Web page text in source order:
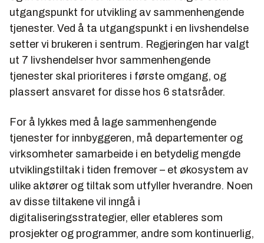
utgangspunkt for utvikling av sammenhengende
tjenester. Ved å ta utgangspunkt i en livshendelse
setter vi brukeren i sentrum. Regjeringen har valgt
ut 7 livshendelser hvor sammenhengende
tjenester skal prioriteres i første omgang, og
plassert ansvaret for disse hos 6 statsråder.
For å lykkes med å lage sammenhengende
tjenester for innbyggeren, må departementer og
virksomheter samarbeide i en betydelig mengde
utviklingstiltak i tiden fremover – et økosystem av
ulike aktører og tiltak som utfyller hverandre. Noen
av disse tiltakene vil inngå i
digitaliseringsstrategier, eller etableres som
prosjekter og programmer, andre som kontinuerlig,